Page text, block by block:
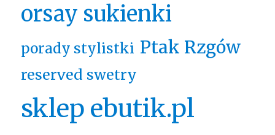
orsay sukienki
porady stylistki Ptak Rzgów
reserved swetry
sklep ebutik.pl